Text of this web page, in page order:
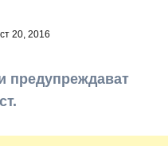
20, 2016
предупреждават